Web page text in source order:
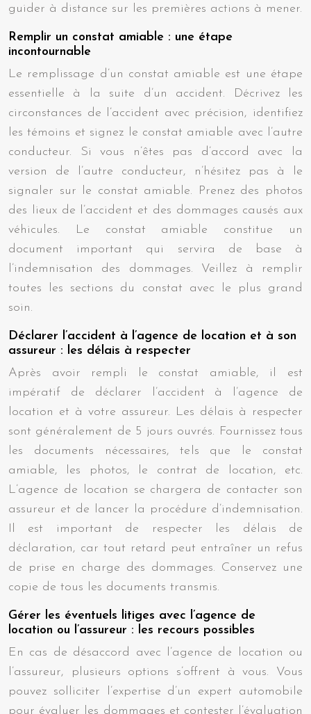
guider à distance sur les premières actions à mener.
Remplir un constat amiable : une étape
incontournable
Le remplissage d’un constat amiable est une étape
essentielle à la suite d’un accident. Décrivez les
circonstances de l’accident avec précision, identifiez
les témoins et signez le constat amiable avec l’autre
conducteur. Si vous n’êtes pas d’accord avec la
version de l’autre conducteur, n’hésitez pas à le
signaler sur le constat amiable. Prenez des photos
des lieux de l’accident et des dommages causés aux
véhicules. Le constat amiable constitue un
document important qui servira de base à
l’indemnisation des dommages. Veillez à remplir
toutes les sections du constat avec le plus grand
soin.
Déclarer l’accident à l’agence de location et à son
assureur : les délais à respecter
Après avoir rempli le constat amiable, il est
impératif de déclarer l’accident à l’agence de
location et à votre assureur. Les délais à respecter
sont généralement de 5 jours ouvrés. Fournissez tous
les documents nécessaires, tels que le constat
amiable, les photos, le contrat de location, etc.
L’agence de location se chargera de contacter son
assureur et de lancer la procédure d’indemnisation.
Il est important de respecter les délais de
déclaration, car tout retard peut entraîner un refus
de prise en charge des dommages. Conservez une
copie de tous les documents transmis.
Gérer les éventuels litiges avec l’agence de
location ou l’assureur : les recours possibles
En cas de désaccord avec l’agence de location ou
l’assureur, plusieurs options s’offrent à vous. Vous
pouvez solliciter l’expertise d’un expert automobile
pour évaluer les dommages et contester l’évaluation